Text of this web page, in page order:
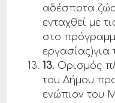
αδέσποτα
ενταχθεί με
στο
εργασίας)για
13. Ορισμός
του Δήμου
ενώπιον του